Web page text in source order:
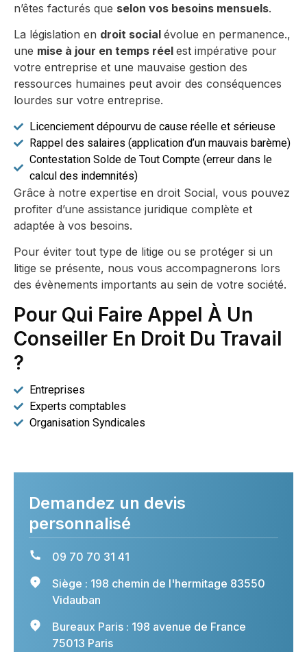
n’êtes facturés que selon vos besoins mensuels.
La législation en droit social évolue en permanence.,
une mise à jour en temps réel est impérative pour
votre entreprise et une mauvaise gestion des
ressources humaines peut avoir des conséquences
lourdes sur votre entreprise.
Licenciement dépourvu de cause réelle et sérieuse
Rappel des salaires (application d’un mauvais barème)
Contestation Solde de Tout Compte (erreur dans le
calcul des indemnités)
Grâce à notre expertise en droit Social, vous pouvez
profiter d’une assistance juridique complète et
adaptée à vos besoins.
Pour éviter tout type de litige ou se protéger si un
litige se présente, nous vous accompagnerons lors
des évènements importants au sein de votre société.
Pour Qui Faire Appel À Un
Conseiller En Droit Du Travail
?
Entreprises
Experts comptables
Organisation Syndicales
Demandez un devis
personnalisé
09 70 70 31 41
Siège : 198 chemin de l'hermitage 83550
Vidauban
Bureaux Paris : 198 avenue de France
75013 Paris